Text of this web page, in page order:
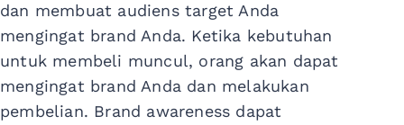
dan membuat audiens target Anda
mengingat brand Anda. Ketika kebutuhan
untuk membeli muncul, orang akan dapat
mengingat brand Anda dan melakukan
pembelian. Brand awareness dapat